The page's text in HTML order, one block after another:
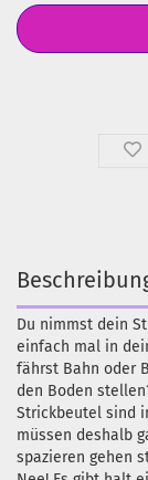
Du nimmst dein
einfach mal in
fährst Bahn oder
den Boden
Strickbeutel sind
müssen deshalb
spazieren gehen